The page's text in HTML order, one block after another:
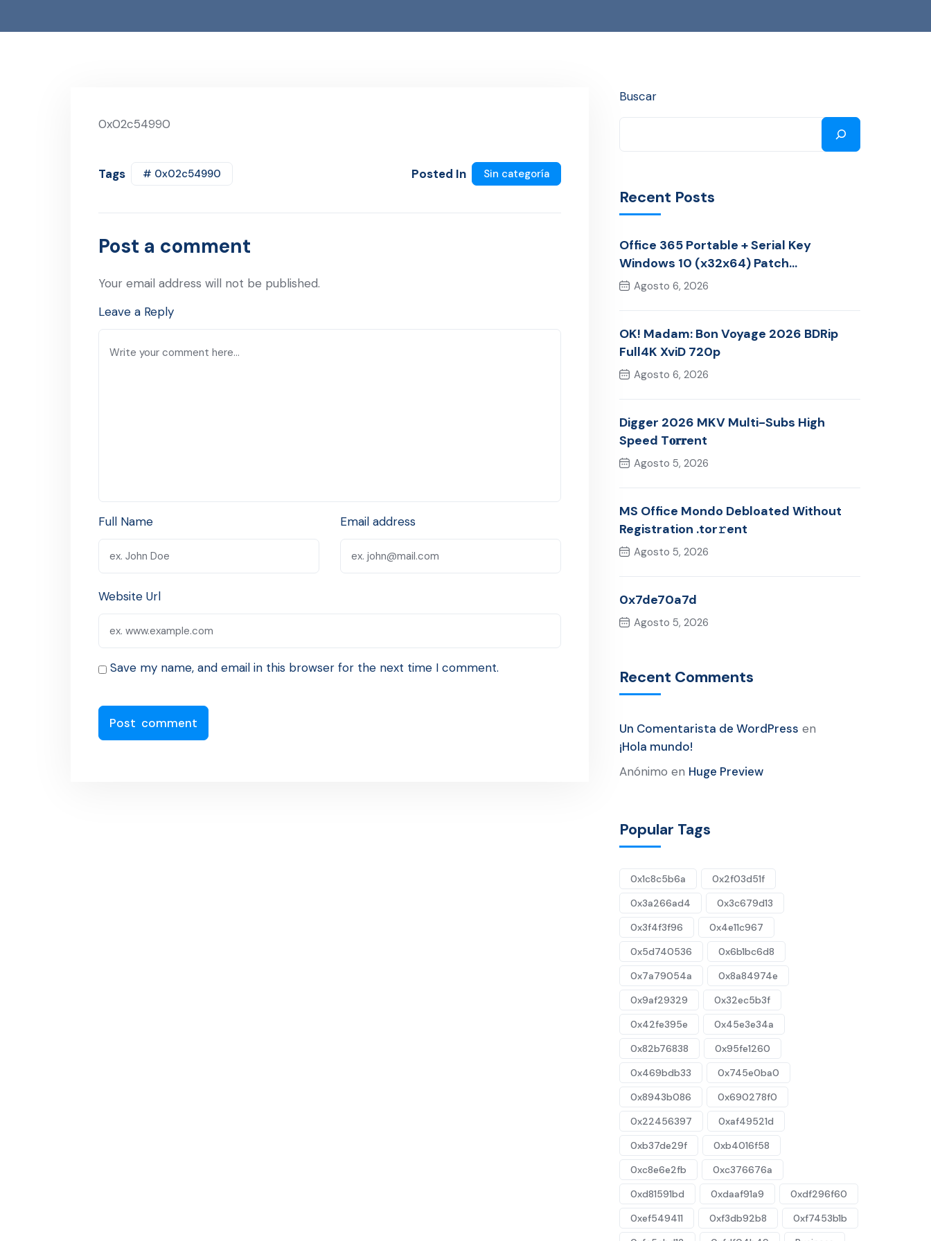
0x02c54990
Tags # 0x02c54990 Posted In Sin categoría
Post a comment
Your email address will not be published.
Leave a Reply
Full Name Email address
Website Url
Save my name, and email in this browser for the next time I comment.
Buscar
Recent Posts
Office 365 Portable + Serial Key
Windows 10 (x32x64) Patch
Multilingual
Agosto 6, 2026
OK! Madam: Bon Voyage 2026 BDRip
Full4K XviD 720p
Agosto 6, 2026
Digger 2026 MKV Multi-Subs High
Speed T𝐨𝐫𝐫ent
Agosto 5, 2026
MS Office Mondo Debloated Without
Registration .tor𝚛ent
Agosto 5, 2026
0x7de70a7d
Agosto 5, 2026
Recent Comments
Un Comentarista de WordPress en
¡Hola mundo!
Anónimo en Huge Preview
Popular Tags
0x1c8c5b6a
0x2f03d51f
0x3a266ad4
0x3c679d13
0x3f4f3f96
0x4e11c967
0x5d740536
0x6b1bc6d8
0x7a79054a
0x8a84974e
0x9af29329
0x32ec5b3f
0x42fe395e
0x45e3e34a
0x82b76838
0x95fe1260
0x469bdb33
0x745e0ba0
0x8943b086
0x690278f0
0x22456397
0xaf49521d
0xb37de29f
0xb4016f58
0xc8e6e2fb
0xc376676a
0xd81591bd
0xdaaf91a9
0xdf296f60
0xef549411
0xf3db92b8
0xf7453b1b